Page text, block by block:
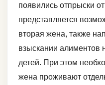
появились отпрыски
представляется
вторая жена, также
взыскании алиментов
детей. При этом
жена проживают